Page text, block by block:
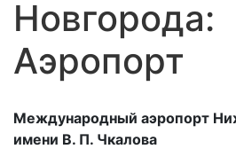
Новгорода:
Аэропорт
Международный аэропорт
имени В. П. Чкалова